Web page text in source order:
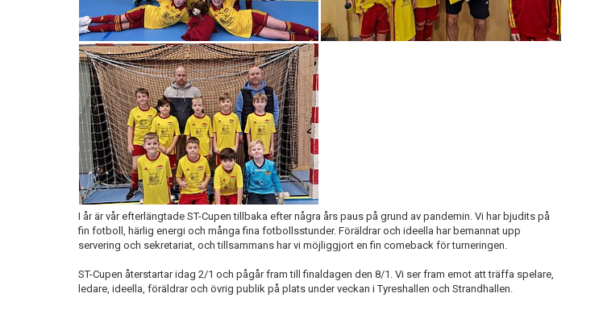
I år är vår efterlängtade ST-Cupen tillbaka efter några års paus på grund av pandemin. Vi har bjudits på
fin fotboll, härlig energi och många fina fotbollsstunder. Föräldrar och ideella har bemannat upp
servering och sekretariat, och tillsammans har vi möjliggjort en fin comeback för turneringen.
ST-Cupen återstartar idag 2/1 och pågår fram till finaldagen den 8/1. Vi ser fram emot att träffa spelare,
ledare, ideella, föräldrar och övrig publik på plats under veckan i Tyreshallen och Strandhallen.